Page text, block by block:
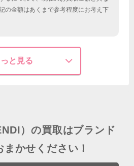
の金額はあくまで参考程度にお考え下
っと見る
）の買取はブランド
まかせください！